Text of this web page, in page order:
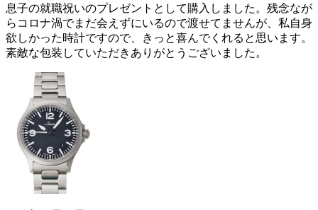
息子の就職祝いのプレゼントとして購入しました。残念なが
らコロナ渦でまだ会えずにいるので渡せてませんが、私自身
欲しかった時計ですので、きっと喜んでくれると思います。
素敵な包装していただきありがとうございました。